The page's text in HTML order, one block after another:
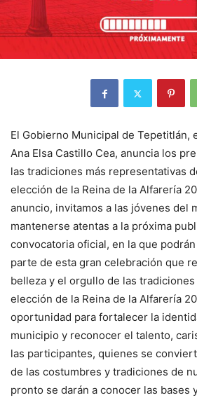
El Gobierno Municipal de Tepetitlán,
Ana Elsa Castillo Cea, anuncia los
las tradiciones más representativas
elección de la Reina de la Alfarería
anuncio, invitamos a las jóvenes del
mantenerse atentas a la próxima
convocatoria oficial, en la que
parte de esta gran celebración que
belleza y el orgullo de las
elección de la Reina de la Alfarería
oportunidad para fortalecer la
municipio y reconocer el talento,
las participantes, quienes se
de las costumbres y tradiciones de
pronto se darán a conocer las bases